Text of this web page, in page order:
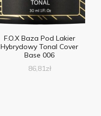
F.O.X Baza Pod Lakier
Hybrydowy Tonal Cover
Base 006
86,81zł